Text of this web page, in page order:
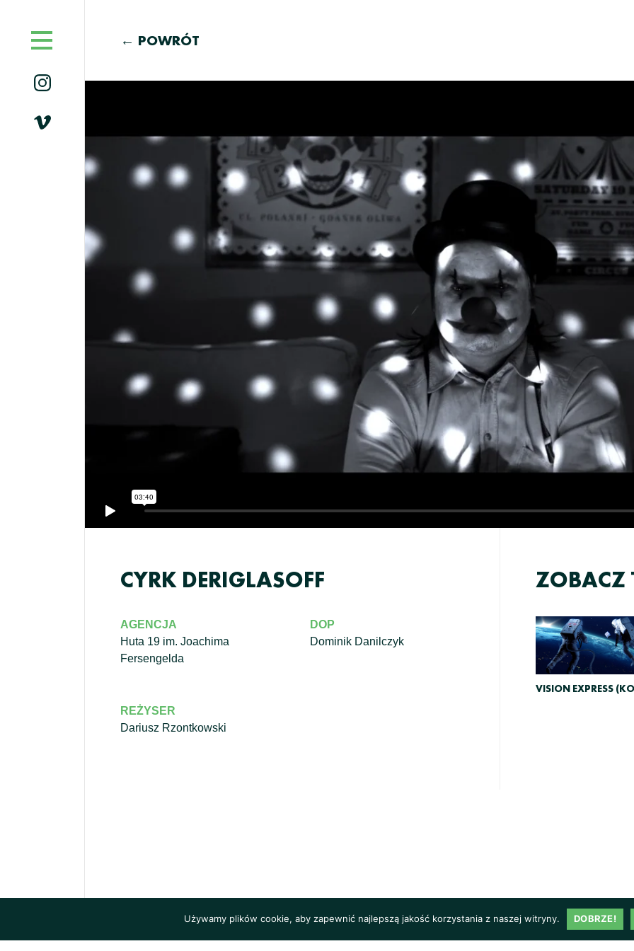
← POWRÓT
CYRK DERIGLASOFF
AGENCJA
Huta 19 im. Joachima
Fersengelda
REŻYSER
Dariusz Rzontkowski
DOP
Dominik Danilczyk
ZOBACZ
VISION EXPRESS
Używamy plików cookie, aby zapewnić najlepszą jakość korzystania z naszej witryny. DOBRZE!